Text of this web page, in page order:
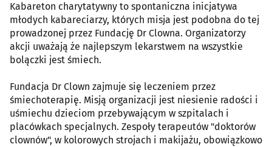
Kabareton charytatywny to spontaniczna inicjatywa
młodych kabareciarzy, których misja jest podobna do tej
prowadzonej przez Fundację Dr Clowna. Organizatorzy
akcji uważają że najlepszym lekarstwem na wszystkie
bolączki jest śmiech.
Fundacja Dr Clown zajmuje się leczeniem przez
śmiechoterapię. Misją organizacji jest niesienie radości i
uśmiechu dzieciom przebywającym w szpitalach i
placówkach specjalnych. Zespoły terapeutów "doktorów
clownów", w kolorowych strojach i makijażu, obowiązkowo